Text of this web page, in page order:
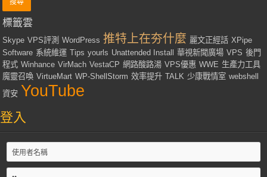
標籤雲
Skype VPS評測 WordPress 推特上在夯什麼 麗文正經話 XPipe
Software 系統維運 Tips yourls Unattended Install 華視新聞廣場 VPS 後門
程式 Winhance VirMach VestaCP 網路酸路湯 VPS優惠 WWE 生產力工具
魔靈召喚 VirtueMart WP-ShellStorm 效率提升 TALK 少康戰情室 webshell
資安 YouTube
登入